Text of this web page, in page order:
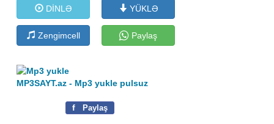
DİNLƏ YÜKLƏ
Zengimcell Paylaş
MP3SAYT.az - Mp3 yukle pulsuz
f Paylaş